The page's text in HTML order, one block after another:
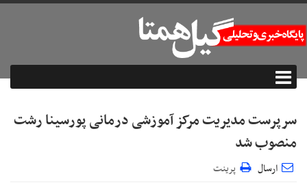
سرپرست مدیریت مرکز آموزشی درمانی پورسینا رشت
منصوب شد
ارسال پرینت